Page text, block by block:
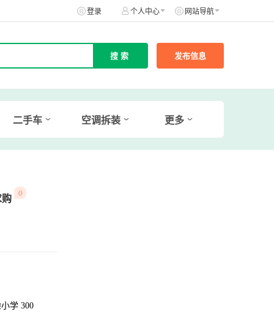
登录 个人中心 网站导航
发布信息
二手车 空调拆装 更多
购
()
学 300